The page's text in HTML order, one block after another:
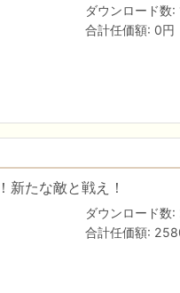
ダウンロード数:
合計任価額: 0円
新たな敵と戦え！
ダウンロード数:
合計任価額: